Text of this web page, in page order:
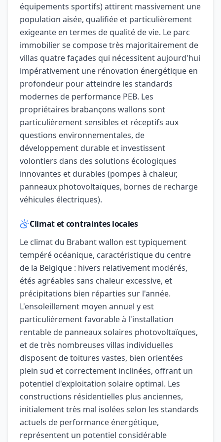
équipements sportifs) attirent massivement une
population aisée, qualifiée et particulièrement
exigeante en termes de qualité de vie. Le parc
immobilier se compose très majoritairement de
villas quatre façades qui nécessitent aujourd'hui
impérativement une rénovation énergétique en
profondeur pour atteindre les standards
modernes de performance PEB. Les
propriétaires brabançons wallons sont
particulièrement sensibles et réceptifs aux
questions environnementales, de
développement durable et investissent
volontiers dans des solutions écologiques
innovantes et durables (pompes à chaleur,
panneaux photovoltaïques, bornes de recharge
véhicules électriques).
Climat et contraintes locales
Le climat du Brabant wallon est typiquement
tempéré océanique, caractéristique du centre
de la Belgique : hivers relativement modérés,
étés agréables sans chaleur excessive, et
précipitations bien réparties sur l'année.
L'ensoleillement moyen annuel y est
particulièrement favorable à l'installation
rentable de panneaux solaires photovoltaïques,
et de très nombreuses villas individuelles
disposent de toitures vastes, bien orientées
plein sud et correctement inclinées, offrant un
potentiel d'exploitation solaire optimal. Les
constructions résidentielles plus anciennes,
initialement très mal isolées selon les standards
actuels de performance énergétique,
représentent un potentiel considérable